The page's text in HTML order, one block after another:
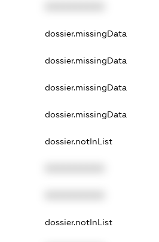
dossier.missingData
dossier.missingData
dossier.missingData
dossier.missingData
dossier.notInList
dossier.notInList